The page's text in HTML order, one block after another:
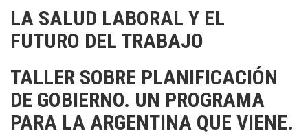
LA SALUD LABORAL Y EL
FUTURO DEL TRABAJO
TALLER SOBRE PLANIFICACIÓN
DE GOBIERNO. UN PROGRAMA
PARA LA ARGENTINA QUE VIENE.